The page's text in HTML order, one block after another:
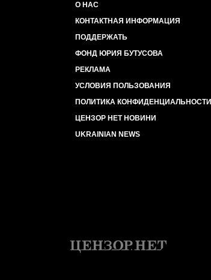
О НАС
КОНТАКТНАЯ ИНФОРМАЦИЯ
ПОДДЕРЖАТЬ
ФОНД ЮРИЯ БУТУСОВА
РЕКЛАМА
УСЛОВИЯ ПОЛЬЗОВАНИЯ
ПОЛИТИКА КОНФИДЕНЦИАЛЬНОСТИ
ЦЕНЗОР НЕТ НОВИНИ
UKRAINIAN NEWS